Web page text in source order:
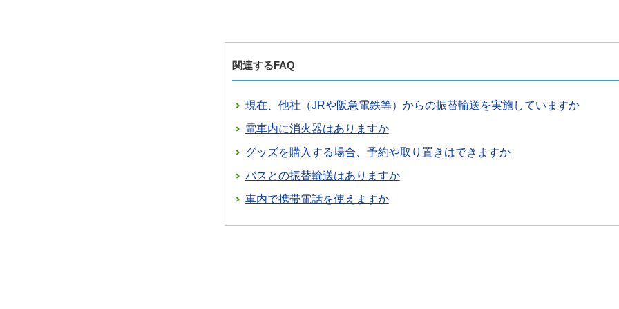
関連するFAQ
現在、他社（JRや阪急電鉄等）からの振替輸送を実施していますか
電車内に消火器はありますか
グッズを購入する場合、予約や取り置きはできますか
バスとの振替輸送はありますか
車内で携帯電話を使えますか